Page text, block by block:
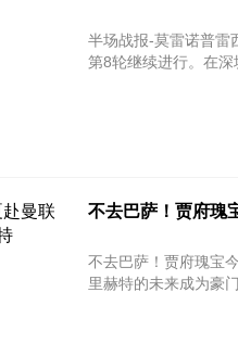
半场战报-莫雷诺普雷西亚多皆造险
第8轮继续进行。在
不去巴萨！贾府瑰
不去巴萨！贾府瑰宝今夏赴曼联
里赫特的未来成为豪